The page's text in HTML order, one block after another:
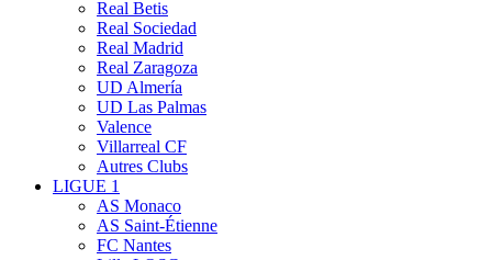
Real Betis
Real Sociedad
Real Madrid
Real Zaragoza
UD Almería
UD Las Palmas
Valence
Villarreal CF
Autres Clubs
LIGUE 1
AS Monaco
AS Saint-Étienne
FC Nantes